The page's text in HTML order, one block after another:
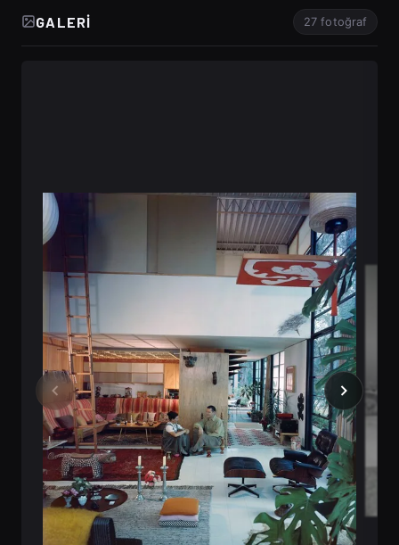
GALERI 27 fotoğraf